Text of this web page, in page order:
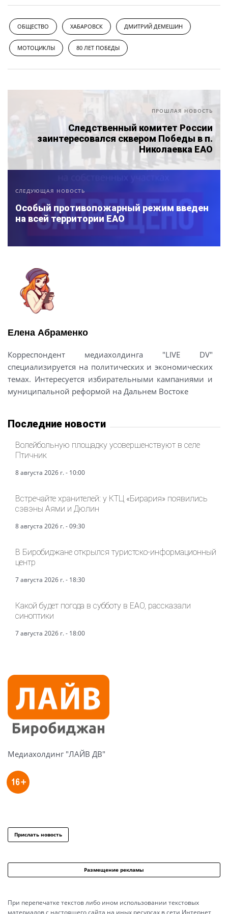
ОБЩЕСТВО ХАБАРОВСК ДМИТРИЙ ДЕМЕШИН
МОТОЦИКЛЫ 80 ЛЕТ ПОБЕДЫ
ПРОШЛАЯ НОВОСТЬ
Следственный комитет России
заинтересовался сквером Победы в п.
Николаевка ЕАО
СЛЕДУЮЩАЯ НОВОСТЬ
Особый противопожарный режим введен
на всей территории ЕАО
Елена Абраменко
Корреспондент медиахолдинга "LIVE DV"
специализируется на политических и экономических
темах. Интересуется избирательными кампаниями и
муниципальной реформой на Дальнем Востоке
Последние новости
Волейбольную площадку усовершенствуют в селе
Птичник
8 августа 2026 г. - 10:00
Встречайте хранителей: у КТЦ «Бирария» появились
сэвэны Аями и Дюлин
8 августа 2026 г. - 09:30
В Биробиджане открылся туристско-информационный
центр
7 августа 2026 г. - 18:30
Какой будет погода в субботу в ЕАО, рассказали
синоптики
7 августа 2026 г. - 18:00
Медиахолдинг "ЛАЙВ ДВ"
Прислать новость
Размещение рекламы
При перепечатке текстов либо ином использовании текстовых
материалов с настоящего сайта на иных ресурсах в сети Интернет